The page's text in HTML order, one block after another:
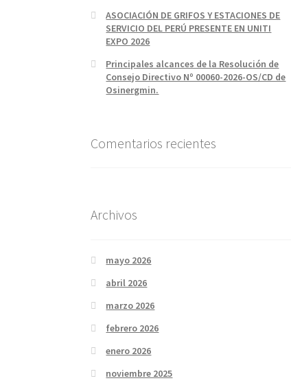
ASOCIACIÓN DE GRIFOS Y ESTACIONES DE
SERVICIO DEL PERÚ PRESENTE EN UNITI
EXPO 2026
Principales alcances de la Resolución de
Consejo Directivo Nº 00060-2026-OS/CD de
Osinergmin.
Comentarios recientes
Archivos
mayo 2026
abril 2026
marzo 2026
febrero 2026
enero 2026
noviembre 2025